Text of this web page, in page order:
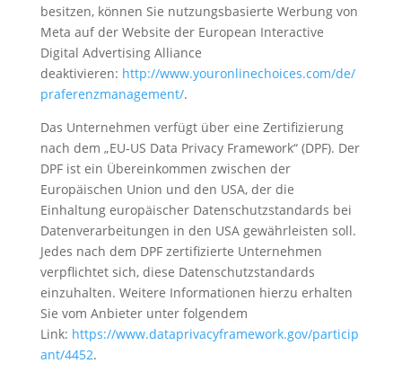
besitzen, können Sie nutzungsbasierte Werbung von
Meta auf der Website der European Interactive
Digital Advertising Alliance
deaktivieren: http://www.youronlinechoices.com/de/
praferenzmanagement/.
Das Unternehmen verfügt über eine Zertifizierung
nach dem „EU-US Data Privacy Framework“ (DPF). Der
DPF ist ein Übereinkommen zwischen der
Europäischen Union und den USA, der die
Einhaltung europäischer Datenschutzstandards bei
Datenverarbeitungen in den USA gewährleisten soll.
Jedes nach dem DPF zertifizierte Unternehmen
verpflichtet sich, diese Datenschutzstandards
einzuhalten. Weitere Informationen hierzu erhalten
Sie vom Anbieter unter folgendem
Link: https://www.dataprivacyframework.gov/particip
ant/4452.